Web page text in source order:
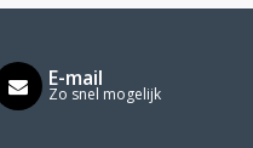
E-mail
Zo snel mogelijk